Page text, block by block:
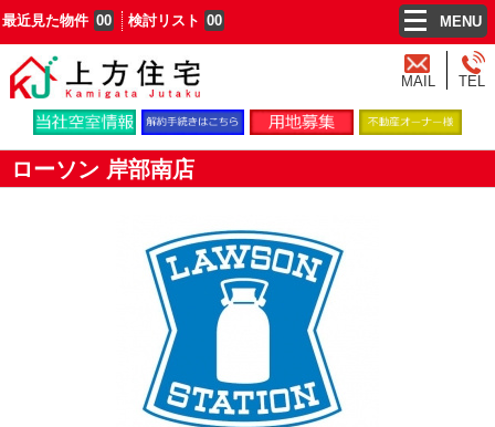
最近見た物件 00 検討リスト 00 MENU
MAIL TEL
ローソン 岸部南店